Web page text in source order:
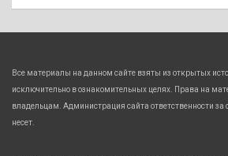
Все материалы на данном сайте взяты из открытых
исключительно в ознакомительных целях. Права на
владельцам. Администрация сайта ответственности
несет.